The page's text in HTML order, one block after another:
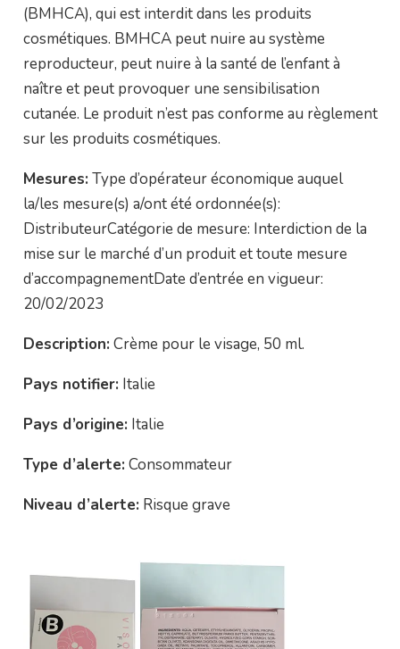
(BMHCA), qui est interdit dans les produits
cosmétiques. BMHCA peut nuire au système
reproducteur, peut nuire à la santé de l’enfant à
naître et peut provoquer une sensibilisation
cutanée. Le produit n’est pas conforme au règlement
sur les produits cosmétiques.
Mesures: Type d’opérateur économique auquel
la/les mesure(s) a/ont été ordonnée(s):
DistributeurCatégorie de mesure: Interdiction de la
mise sur le marché d’un produit et toute mesure
d’accompagnementDate d’entrée en vigueur:
20/02/2023
Description: Crème pour le visage, 50 ml.
Pays notifier: Italie
Pays d’origine: Italie
Type d’alerte: Consommateur
Niveau d’alerte: Risque grave